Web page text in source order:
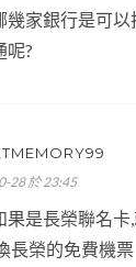
幾家銀行是可
呢?
28 於 23:45
果是長榮聯名
長榮的免費機票